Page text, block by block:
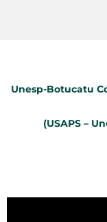
Unesp-Botucatu
(USAPS –